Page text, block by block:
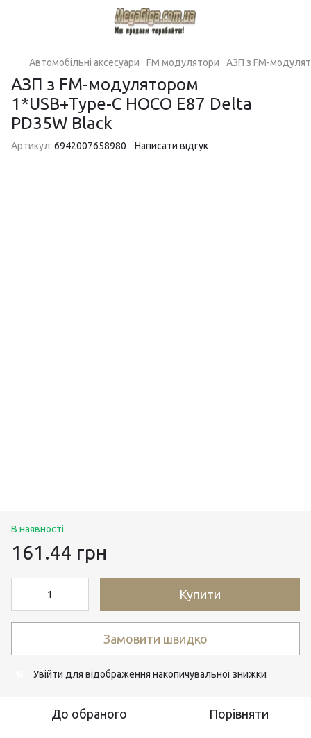
Автомобільні аксесуари FM модулятори АЗП з FM-
АЗП з FM-модулятором
1*USB+Type-C HOCO E87 Delta
PD35W Black
Артикул: 6942007658980 Написати відгук
В наявності
161.44 грн
Купити
Замовити швидко
Увійти для відображення накопичувальної знижки
До обраного Порівняти